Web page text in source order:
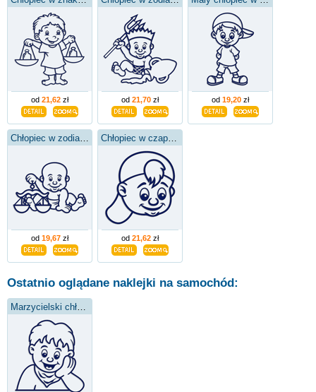
od 21,62 zł od 21,70 zł od 19,20 zł
od 19,67 zł od 21,62 zł
Ostatnio oglądane naklejki na samochód: